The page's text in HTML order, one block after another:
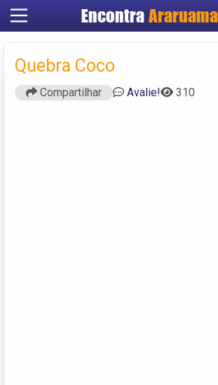
EncontraAraruama
Cadastrar
Quebra Coco
Compartilhar Avalie! 310